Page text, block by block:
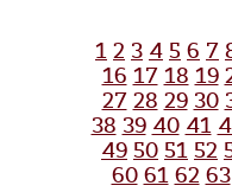
1 2 3 4 5 6 7
16 17 18 19
27 28 29 30
38 39 40 41
49 50 51 52
60 61 62 63